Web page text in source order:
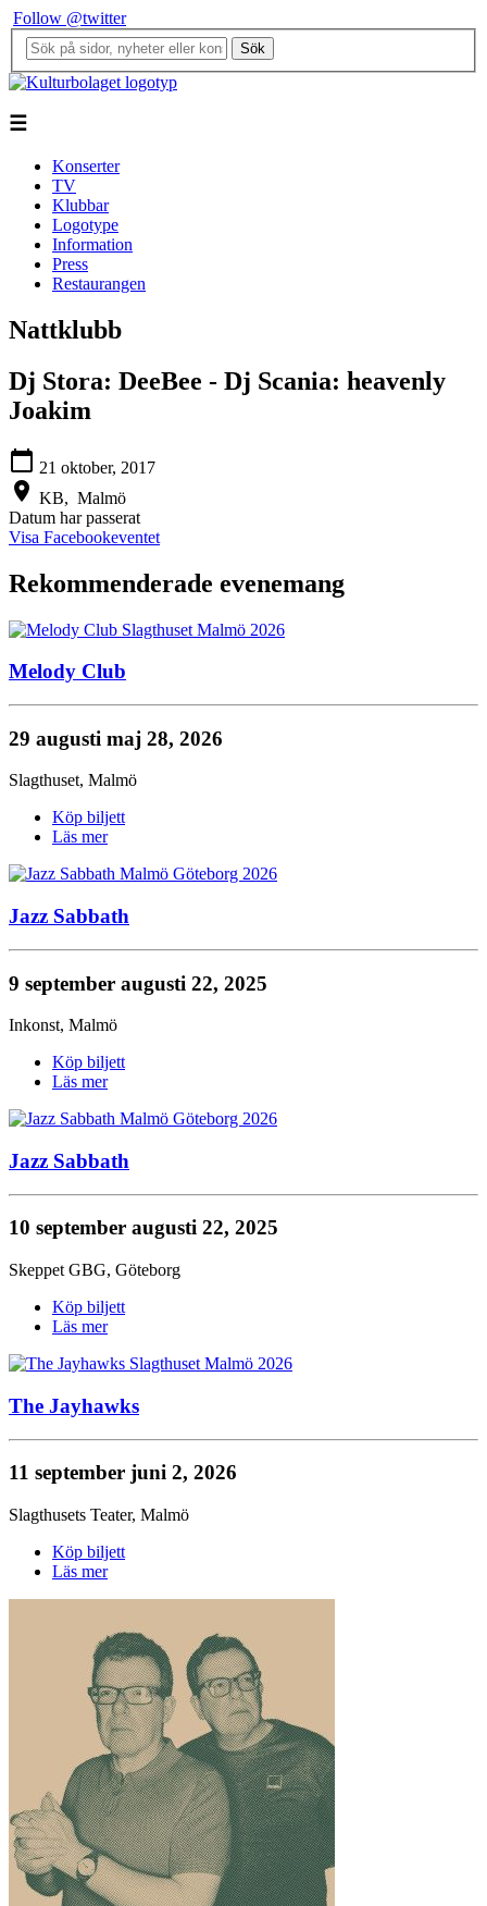
Follow @twitter
Sök
☰
Konserter
TV
Klubbar
Logotype
Information
Press
Restaurangen
Nattklubb
Dj Stora: DeeBee - Dj Scania: heavenly
Joakim
calendar_today 21 oktober, 2017
location_on KB, Malmö
Datum har passerat
Visa Facebookeventet
Rekommenderade evenemang
Melody Club
29 augusti maj 28, 2026
Slagthuset, Malmö
Köp biljett
Läs mer
Jazz Sabbath
9 september augusti 22, 2025
Inkonst, Malmö
Köp biljett
Läs mer
Jazz Sabbath
10 september augusti 22, 2025
Skeppet GBG, Göteborg
Köp biljett
Läs mer
The Jayhawks
11 september juni 2, 2026
Slagthusets Teater, Malmö
Köp biljett
Läs mer